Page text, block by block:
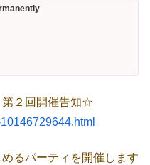
２回開催告知☆
るパーティを開催します